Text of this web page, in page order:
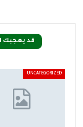
قد يعجبك
UNCATEGORIZED